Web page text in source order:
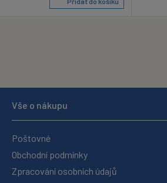
Vše o nákupu
Poštovné
Obchodní podmínky
Zpracování osobních údajů